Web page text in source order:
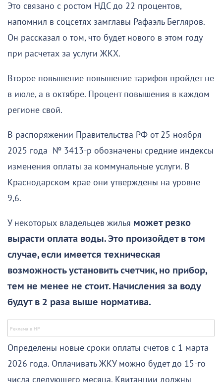
Это связано с ростом НДС до 22 процентов,
напомнил в соцсетях замглавы Рафаэль Бегляров.
Он рассказал о том, что будет нового в этом году
при расчетах за услуги ЖКХ.
Второе повышение повышение тарифов пройдет не
в июле, а в октябре. Процент повышения в каждом
регионе свой.
В распоряжении Правительства РФ от 25 ноября
2025 года № 3413-р обозначены средние индексы
изменения оплаты за коммунальные услуги. В
Краснодарском крае они утверждены на уровне
9,6.
У некоторых владельцев жилья может резко
вырасти оплата воды. Это произойдет в том
случае, если имеется техническая
возможность установить счетчик, но прибор,
тем не менее не стоит. Начисления за воду
будут в 2 раза выше норматива.
Определены новые сроки оплаты счетов с 1 марта
2026 года. Оплачивать ЖКУ можно будет до 15-го
числа следующего месяца. Квитанции должны